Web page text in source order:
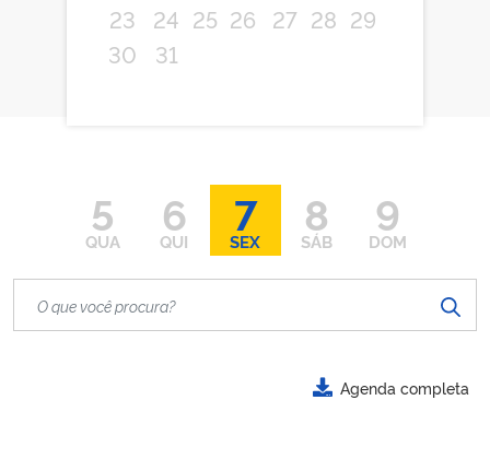
23
24 25 26 27 28 29
30
31
5
QUA
6
QUI
7
SEX
8
SÁB
9
DOM
Agenda completa